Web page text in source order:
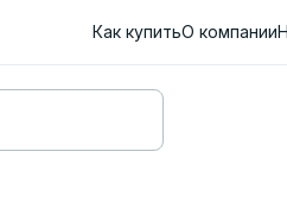
Как купитьО компании